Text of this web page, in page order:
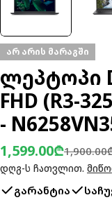
არ არის მარაგში
ლეპტოპი
FHD (R3-
-
ფასი
1,599.00₾
ჩვეულებრივი
ფასი
დღგ-ს ჩათვლით.
გარანტია